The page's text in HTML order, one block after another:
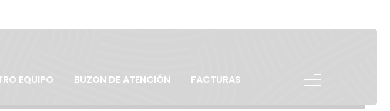
EQUIPO BUZON DE ATENCIÓN FACTURAS